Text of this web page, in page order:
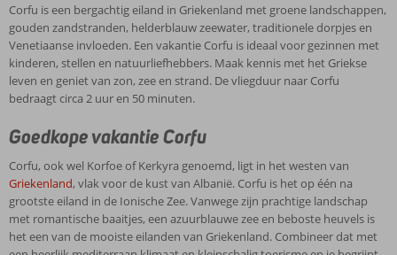
Corfu is een bergachtig eiland in Griekenland met groene landschappen,
gouden zandstranden, helderblauw zeewater, traditionele dorpjes en
Venetiaanse invloeden. Een vakantie Corfu is ideaal voor gezinnen met
kinderen, stellen en natuurliefhebbers. Maak kennis met het Griekse
leven en geniet van zon, zee en strand. De vliegduur naar Corfu
bedraagt circa 2 uur en 50 minuten.
Goedkope vakantie Corfu
Corfu, ook wel Korfoe of Kerkyra genoemd, ligt in het westen van
Griekenland, vlak voor de kust van Albanië. Corfu is het op één na
grootste eiland in de Ionische Zee. Vanwege zijn prachtige landschap
met romantische baaitjes, een azuurblauwe zee en beboste heuvels is
het een van de mooiste eilanden van Griekenland. Combineer dat met